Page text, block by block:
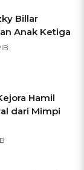
Billar
Anak Ketiga
Hamil
dari Mimpi